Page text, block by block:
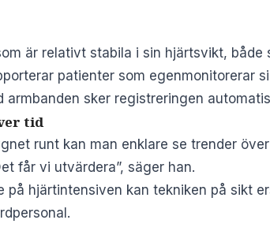
är relativt stabila i sin hjärtsvikt, både
patienter som egenmonitorerar
armbanden sker registreringen
tid
runt kan man enklare se trender
får vi utvärdera”, säger han.
på hjärtintensiven kan tekniken på sikt